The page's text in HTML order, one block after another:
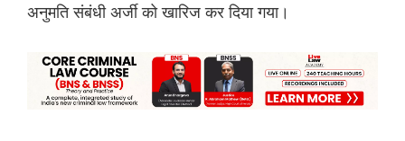
अनुमति संबंधी अर्जी को खारिज कर दिया गया।